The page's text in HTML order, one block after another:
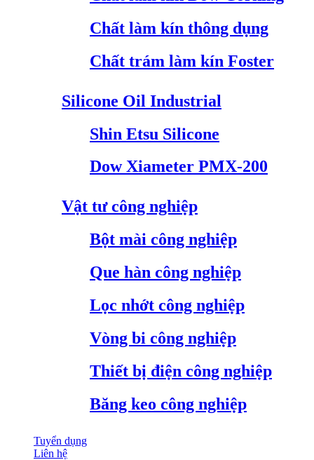
Chất làm kín thông dụng
Chất trám làm kín Foster
Silicone Oil Industrial
Shin Etsu Silicone
Dow Xiameter PMX-200
Vật tư công nghiệp
Bột mài công nghiệp
Que hàn công nghiệp
Lọc nhớt công nghiệp
Vòng bi công nghiệp
Thiết bị điện công nghiệp
Băng keo công nghiệp
Tuyển dụng
Liên hệ